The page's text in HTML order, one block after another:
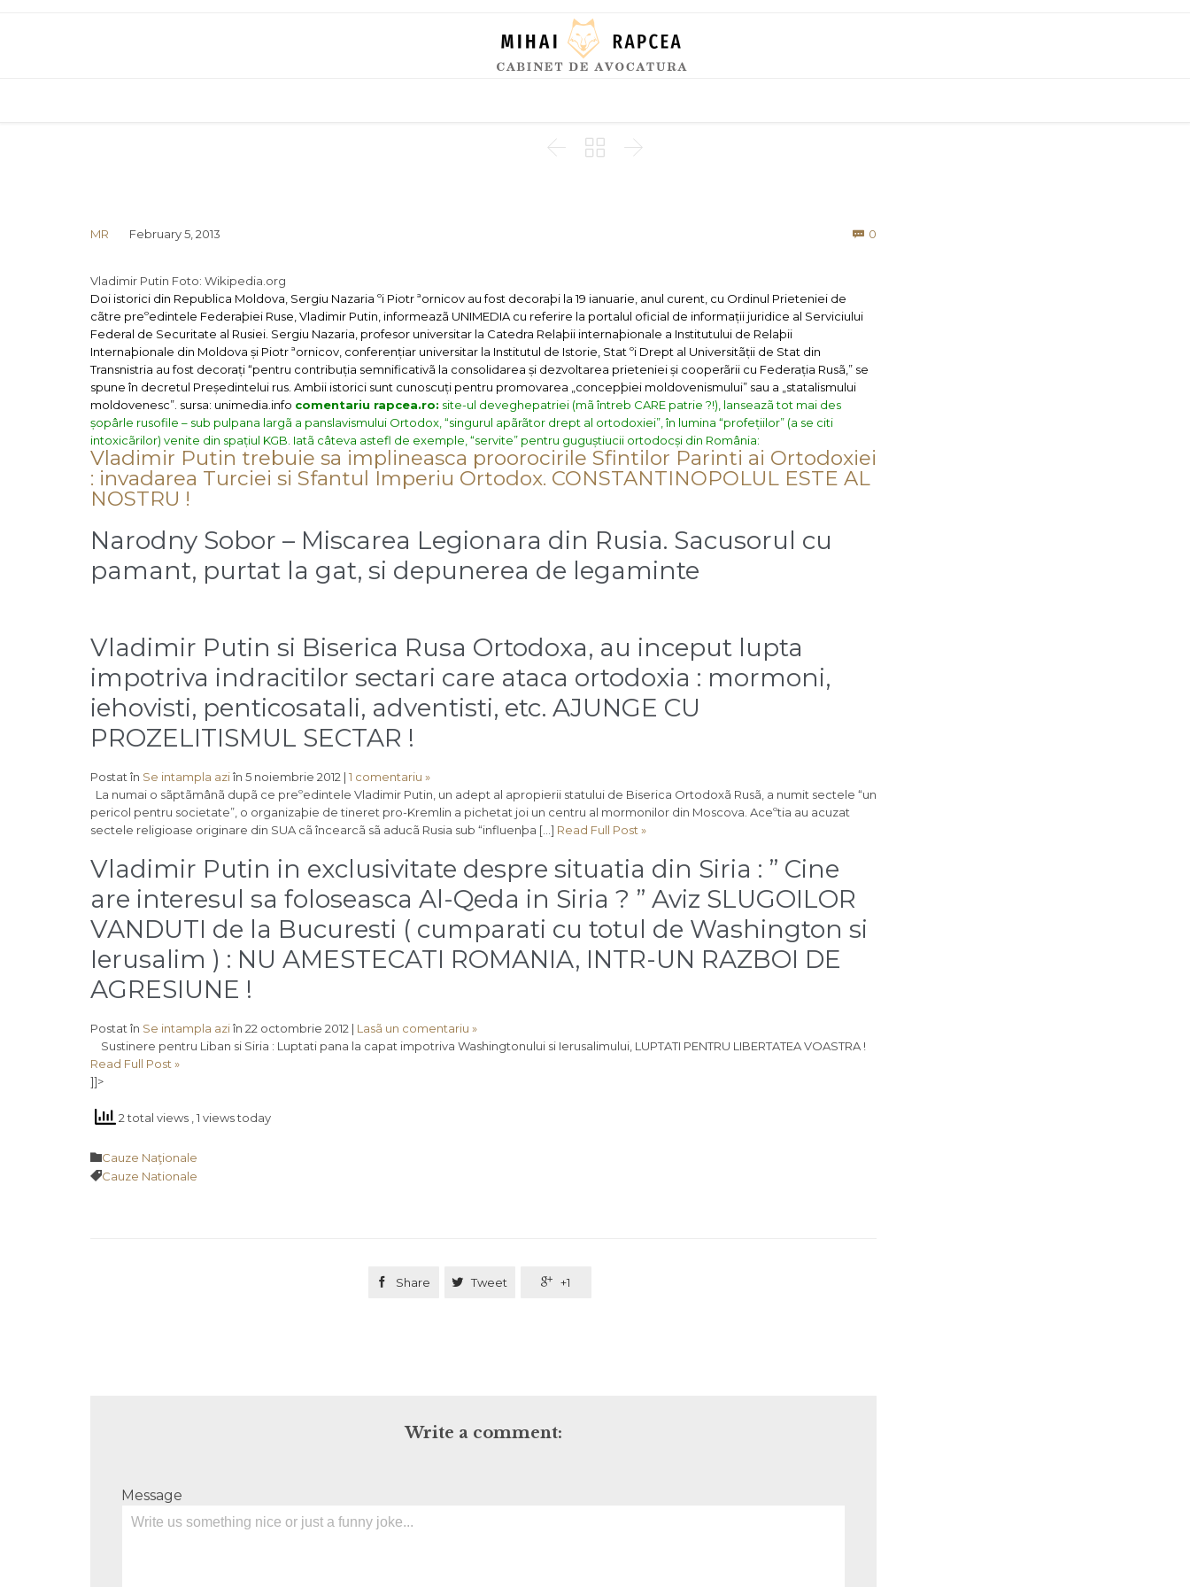
  
MR February 5, 2013  0
Vladimir Putin Foto: Wikipedia.org
Doi istorici din Republica Moldova, Sergiu Nazaria ºi Piotr ªornicov au fost decoraþi la 19 ianuarie, anul curent, cu Ordinul Prieteniei de
cãtre preºedintele Federaþiei Ruse, Vladimir Putin, informeazã UNIMEDIA cu referire la portalul oficial de informații juridice al Serviciului
Federal de Securitate al Rusiei. Sergiu Nazaria, profesor universitar la Catedra Relaþii internaþionale a Institutului de Relaþii
Internaþionale din Moldova și Piotr ªornicov, conferențiar universitar la Institutul de Istorie, Stat ºi Drept al Universitãții de Stat din
Transnistria au fost decorați “pentru contribuția semnificativã la consolidarea și dezvoltarea prieteniei și cooperãrii cu Federația Rusã,” se
spune în decretul Președintelui rus. Ambii istorici sunt cunoscuți pentru promovarea „concepþiei moldovenismului” sau a „statalismului
moldovenesc”. sursa: unimedia.info comentariu rapcea.ro: site-ul deveghepatriei (mã întreb CARE patrie ?!), lanseazã tot mai des
șopârle rusofile – sub pulpana largã a panslavismului Ortodox, “singurul apãrãtor drept al ortodoxiei”, în lumina “profețiilor” (a se citi
intoxicãrilor) venite din spațiul KGB. Iatã câteva astefl de exemple, “servite” pentru guguștiucii ortodocși din România:
Vladimir Putin trebuie sa implineasca proorocirile Sfintilor Parinti ai Ortodoxiei
: invadarea Turciei si Sfantul Imperiu Ortodox. CONSTANTINOPOLUL ESTE AL
NOSTRU !
Narodny Sobor – Miscarea Legionara din Rusia. Sacusorul cu
pamant, purtat la gat, si depunerea de legaminte
Vladimir Putin si Biserica Rusa Ortodoxa, au inceput lupta
impotriva indracitilor sectari care ataca ortodoxia : mormoni,
iehovisti, penticosatali, adventisti, etc. AJUNGE CU
PROZELITISMUL SECTAR !
Postat în Se intampla aziîn 5 noiembrie 2012 | 1 comentariu »
La numai o sãptãmânã dupã ce preºedintele Vladimir Putin, un adept al apropierii statului de Biserica Ortodoxã Rusã, a numit sectele “un
pericol pentru societate”, o organizaþie de tineret pro-Kremlin a pichetat joi un centru al mormonilor din Moscova. Aceºtia au acuzat
sectele religioase originare din SUA cã încearcã sã aducã Rusia sub “influenþa […] Read Full Post »
Vladimir Putin in exclusivitate despre situatia din Siria : ” Cine
are interesul sa foloseasca Al-Qeda in Siria ? ” Aviz SLUGOILOR
VANDUTI de la Bucuresti ( cumparati cu totul de Washington si
Ierusalim ) : NU AMESTECATI ROMANIA, INTR-UN RAZBOI DE
AGRESIUNE !
Postat în Se intampla aziîn 22 octombrie 2012 | Lasã un comentariu »
Sustinere pentru Liban si Siria : Luptati pana la capat impotriva Washingtonului si Ierusalimului, LUPTATI PENTRU LIBERTATEA VOASTRA !
Read Full Post »
]]>
2 total views , 1 views today
Category
Cauze Naţionale
Tags
Cauze Nationale
 Share  Tweet  +1
Write a comment:
Message